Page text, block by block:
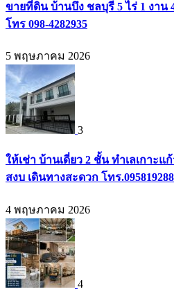
ขายที่ดิน บ้านบึง ชลบุรี 5 ไร่ 1 งาน
โทร 098-4282935
5 พฤษภาคม 2026
3
ให้เช่า บ้านเดี่ยว 2 ชั้น ทำเลเกาะแ
สงบ เดินทางสะดวก โทร
4 พฤษภาคม 2026
4